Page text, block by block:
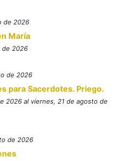
de 2026
María
de 2026
de 2026
para Sacerdotes. Priego.
2026 al viernes, 21 de agosto de
de 2026